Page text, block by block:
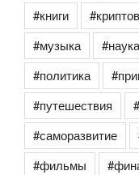
#книги
#музыка
#наука
#политика
#путешествия
#саморазвитие
#фильмы